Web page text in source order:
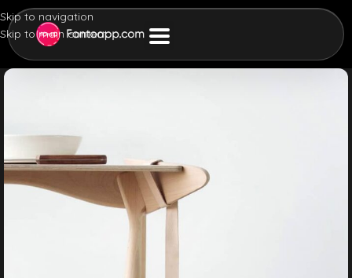
Skip to navigation
Skip to main content